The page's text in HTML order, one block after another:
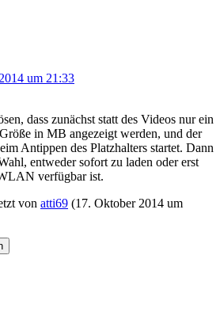
um 21:33
dass zunächst statt des Videos nur ein
in MB angezeigt werden, und der
Antippen des Platzhalters startet. Dann
entweder sofort zu laden oder erst
verfügbar ist.
von atti69 (17. Oktober 2014 um